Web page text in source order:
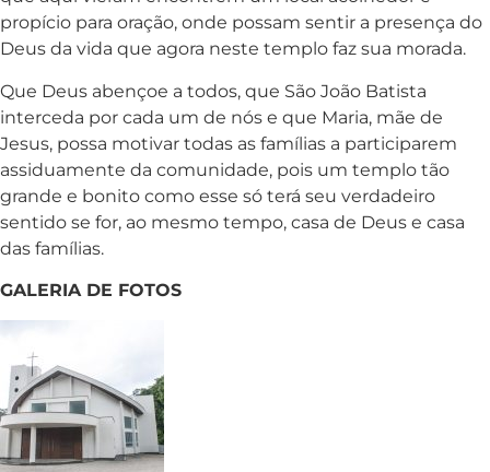
propício para oração, onde possam sentir a presença do
Deus da vida que agora neste templo faz sua morada.
Que Deus abençoe a todos, que São João Batista
interceda por cada um de nós e que Maria, mãe de
Jesus, possa motivar todas as famílias a participarem
assiduamente da comunidade, pois um templo tão
grande e bonito como esse só terá seu verdadeiro
sentido se for, ao mesmo tempo, casa de Deus e casa
das famílias.
GALERIA DE FOTOS